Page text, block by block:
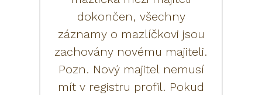
dokončen, všechny
záznamy o mazlíčkovi jsou
zachovány novému majiteli.
Pozn. Nový majitel nemusí
mít v registru profil. Pokud